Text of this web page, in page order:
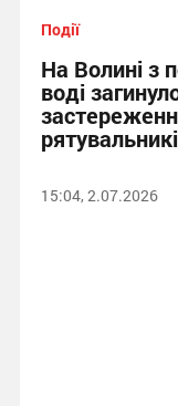
Події
На Волині з
воді
15:04, 2.07.2026